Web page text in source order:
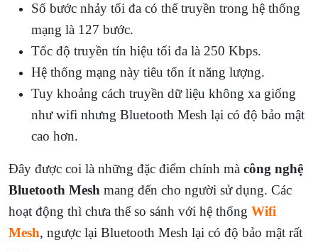
Số bước nhảy tối đa có thể truyền trong hệ thống
mạng là 127 bước.
Tốc độ truyền tín hiệu tối đa là 250 Kbps.
Hệ thống mạng này tiêu tốn ít năng lượng.
Tuy khoảng cách truyền dữ liệu không xa giống
như wifi nhưng Bluetooth Mesh lại có độ bảo mật
cao hơn.
Đây được coi là những đặc điểm chính mà công nghệ
Bluetooth Mesh mang đến cho người sử dụng. Các
hoạt động thì chưa thể so sánh với hệ thống Wifi
Mesh, ngược lại Bluetooth Mesh lại có độ bảo mật rất